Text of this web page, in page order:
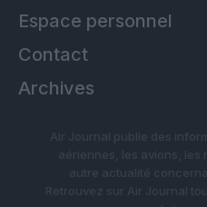
Espace personnel
Contact
Archives